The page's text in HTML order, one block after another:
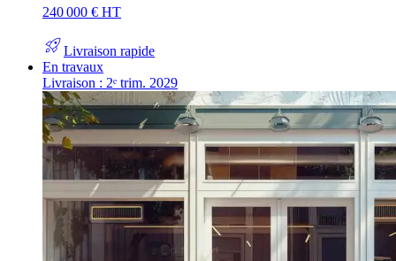
240 000 € HT
rocket_launchLivraison rapide
En travaux
Livraison : 2ᵉ trim. 2029